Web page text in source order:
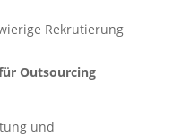
Rekrutierung
Outsourcing
und